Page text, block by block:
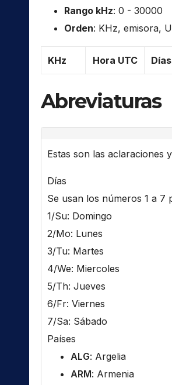
Rango kHz: 0 - 30000
Orden: KHz, emisora,
KHz Hora UTC Días
Abreviaturas
Estas son las aclaraciones
Días
Se usan los números 1 a 7
1/Su: Domingo
2/Mo: Lunes
3/Tu: Martes
4/We: Miercoles
5/Th: Jueves
6/Fr: Viernes
7/Sa: Sábado
Países
ALG: Argelia
ARM: Armenia